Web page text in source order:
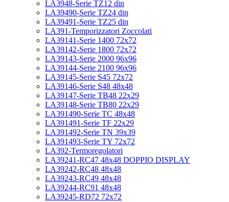
LA3948-Serie TZ12 din
LA39490-Serie TZ24 din
LA39491-Serie TZ25 din
LA391-Temporizzatori Zoccolati
LA39141-Serie 1400 72x72
LA39142-Serie 1800 72x72
LA39143-Serie 2000 96x96
LA39144-Serie 2100 96x96
LA39145-Serie S45 72x72
LA39146-Serie S48 48x48
LA39147-Serie TB48 22x29
LA39148-Serie TB80 22x29
LA391490-Serie TC 48x48
LA391491-Serie TF 22x29
LA391492-Serie TN 39x39
LA391493-Serie TY 72x72
LA392-Termoregolatori
LA39241-RC47 48x48 DOPPIO DISPLAY
LA39242-RC48 48x48
LA39243-RC49 48x48
LA39244-RC91 48x48
LA39245-RD72 72x72